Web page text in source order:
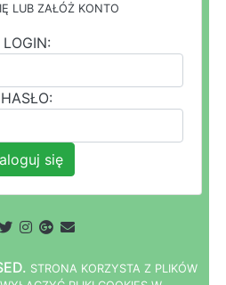
LUB ZAŁÓŻ KONTO
LOGIN:
HASŁO:
się
STRONA KORZYSTA Z PLIKÓW